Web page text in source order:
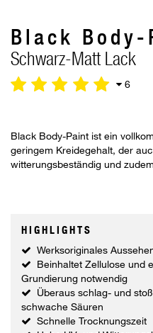
Black Body-
Schwarz-Matt Lack
6
Black Body-Paint ist ein
geringem Kreidegehalt, der
witterungsbeständig und
HIGHLIGHTS
Werksoriginales
Beinhaltet Zellulose und
Grundierung notwendig
Überaus schlag- und
schwache Säuren
Schnelle Trocknungszeit